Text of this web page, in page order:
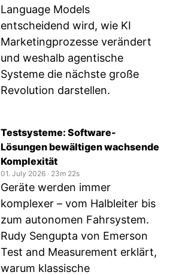
Language Models
entscheidend wird, wie KI
Marketingprozesse verändert
und weshalb agentische
Systeme die nächste große
Revolution darstellen.
Testsysteme: Software-
Lösungen bewältigen wachsende
Komplexität
01. July 2026 ‧ 23m 22s
Geräte werden immer
komplexer – vom Halbleiter bis
zum autonomen Fahrsystem.
Rudy Sengupta von Emerson
Test and Measurement erklärt,
warum klassische